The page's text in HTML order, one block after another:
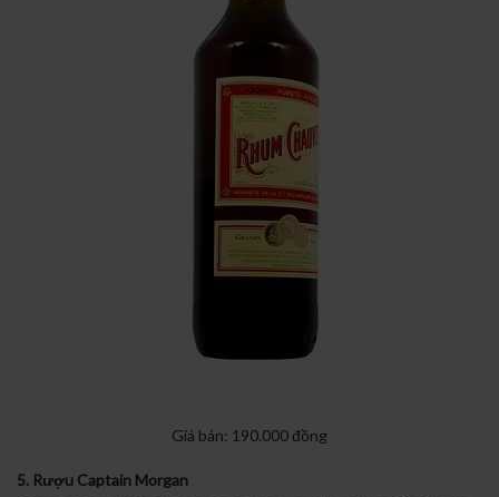
Giá bán: 190.000 đồng
5. Rượu Captain Morgan